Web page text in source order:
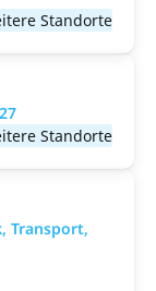
Standorte
Standorte
Transport,